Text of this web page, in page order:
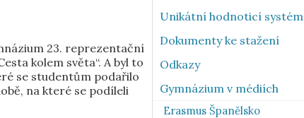
Unikátní hodnoticí systém
Dokumenty ke stažení
Odkazy
Gymnázium v médiích
Erasmus Španělsko
23. reprezentační
kolem světa“. A byl to
se studentům podařilo
na které se podíleli